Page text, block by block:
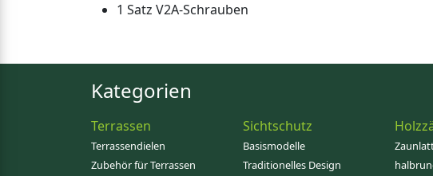
1 Satz V2A-Schrauben
Kategorien
Terrassen
Terrassendielen
Zubehör für Terrassen
Sichtschutz
Basismodelle
Traditionelles Design